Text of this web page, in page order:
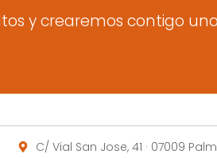
y crearemos contigo
C/ Vial San Jose, 41 · 07009